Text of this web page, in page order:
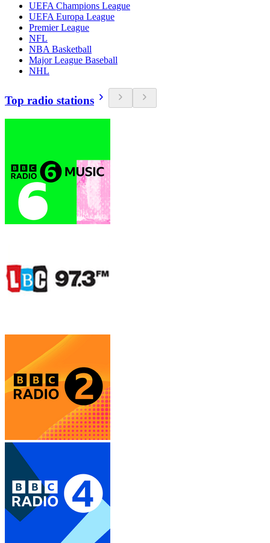
UEFA Champions League
UEFA Europa League
Premier League
NFL
NBA Basketball
Major League Baseball
NHL
Top radio stations